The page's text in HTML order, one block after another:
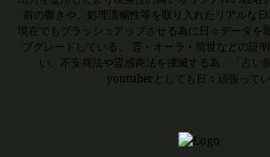
前の響きや、処理流暢性等を取り入れたリアルな日
現在でもブラッシュアップさせる為に日々データを
プグレードしている。 霊・オーラ・前世などの証
い、不安商法や霊感商法を撲滅する為、「占い
youtuberとしても日々頑張ってい